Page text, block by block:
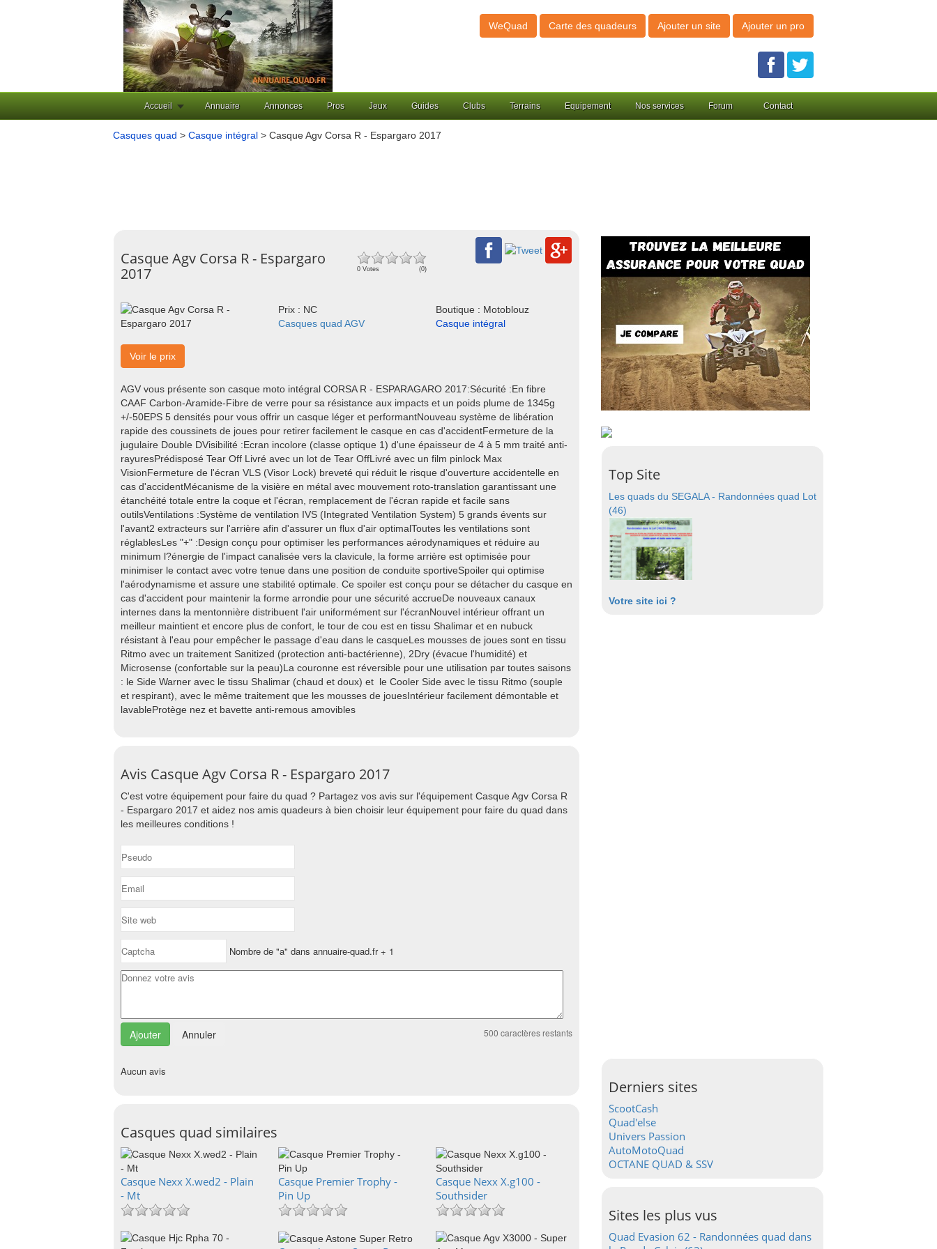
WeQuad Carte des quadeurs Ajouter un site Ajouter un pro
Accueil Annuaire Annonces Pros Jeux Guides Clubs Terrains Equipement Nos services Forum Contact
Casques quad > Casque intégral > Casque Agv Corsa R - Espargaro 2017
Casque Agv Corsa R - Espargaro
2017
0 Votes (0)
Prix : NC
Boutique : Motoblouz
Casques quad AGV
Casque intégral
Voir le prix
AGV vous présente son casque moto intégral CORSA R - ESPARAGARO 2017:Sécurité :En fibre
CAAF Carbon-Aramide-Fibre de verre pour sa résistance aux impacts et un poids plume de 1345g
+/-50EPS 5 densités pour vous offrir un casque léger et performantNouveau système de libération
rapide des coussinets de joues pour retirer facilement le casque en cas d'accidentFermeture de la
jugulaire Double DVisibilité :Ecran incolore (classe optique 1) d'une épaisseur de 4 à 5 mm traité anti-
rayuresPrédisposé Tear Off Livré avec un lot de Tear OffLivré avec un film pinlock Max
VisionFermeture de l'écran VLS (Visor Lock) breveté qui réduit le risque d'ouverture accidentelle en
cas d'accidentMécanisme de la visière en métal avec mouvement roto-translation garantissant une
étanchéité totale entre la coque et l'écran, remplacement de l'écran rapide et facile sans
outilsVentilations :Système de ventilation IVS (Integrated Ventilation System) 5 grands évents sur
l'avant2 extracteurs sur l'arrière afin d'assurer un flux d'air optimalToutes les ventilations sont
réglablesLes "+" :Design conçu pour optimiser les performances aérodynamiques et réduire au
minimum l?énergie de l'impact canalisée vers la clavicule, la forme arrière est optimisée pour
minimiser le contact avec votre tenue dans une position de conduite sportiveSpoiler qui optimise
l'aérodynamisme et assure une stabilité optimale. Ce spoiler est conçu pour se détacher du casque en
cas d'accident pour maintenir la forme arrondie pour une sécurité accrueDe nouveaux canaux
internes dans la mentonnière distribuent l'air uniformément sur l'écranNouvel intérieur offrant un
meilleur maintient et encore plus de confort, le tour de cou est en tissu Shalimar et en nubuck
résistant à l'eau pour empêcher le passage d'eau dans le casqueLes mousses de joues sont en tissu
Ritmo avec un traitement Sanitized (protection anti-bactérienne), 2Dry (évacue l'humidité) et
Microsense (confortable sur la peau)La couronne est réversible pour une utilisation par toutes saisons
: le Side Warner avec le tissu Shalimar (chaud et doux) et le Cooler Side avec le tissu Ritmo (souple
et respirant), avec le même traitement que les mousses de jouesIntérieur facilement démontable et
lavableProtège nez et bavette anti-remous amovibles
Avis Casque Agv Corsa R - Espargaro 2017
C'est votre équipement pour faire du quad ? Partagez vos avis sur l'équipement Casque Agv Corsa R
- Espargaro 2017 et aidez nos amis quadeurs à bien choisir leur équipement pour faire du quad dans
les meilleures conditions !
Nombre de "a" dans annuaire-quad.fr + 1
Annuler 500 caractères restants
Aucun avis
Casques quad similaires
Casque Nexx X.wed2 - Plain
- Mt
Casque Premier Trophy -
Pin Up
Casque Nexx X.g100 -
Southsider
Top Site
Les quads du SEGALA - Randonnées quad Lot
(46)
Votre site ici ?
Derniers sites
ScootCash
Quad'else
Univers Passion
AutoMotoQuad
OCTANE QUAD & SSV
Sites les plus vus
Quad Evasion 62 - Randonnées quad dans